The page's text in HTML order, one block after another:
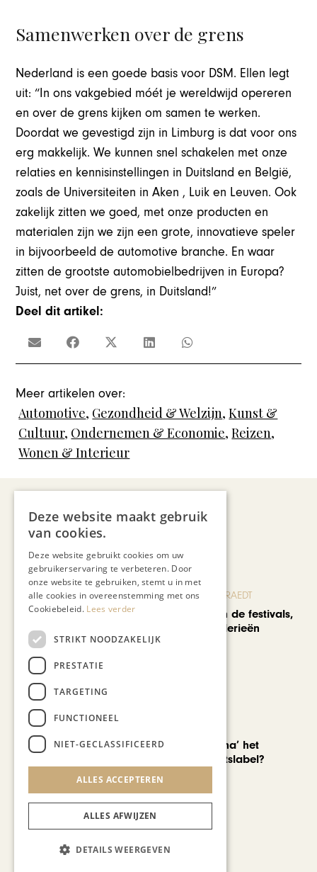
Samenwerken over de grens
Nederland is een goede basis voor DSM. Ellen legt
uit: “In ons vakgebied móét je wereldwijd opereren
en over de grens kijken om samen te werken.
Doordat we gevestigd zijn in Limburg is dat voor ons
erg makkelijk. We kunnen snel schakelen met onze
relaties en kennisinstellingen in Duitsland en België,
zoals de Universiteiten in Aken , Luik en Leuven. Ook
zakelijk zitten we goed, met onze producten en
materialen zijn we zijn een grote, innovatieve speler
in bijvoorbeeld de automotive branche. En waar
zitten de grootste automobielbedrijven in Europa?
Juist, net over de grens, in Duitsland!”
Deel dit artikel:
Meer artikelen over:
Automotive, Gezondheid & Welzijn,Kunst &
Cultuur, Ondernemen & Economie,Reizen,
Wonen & Interieur
Recent nieuws
BLOG JO CORTENRAEDT
We verzuipen in de festivals,
feesten en braderieën
Is ‘Made in China’ het
nieuwe kwaliteitslabel?
Deze website maakt gebruik
van cookies.
Deze website gebruikt cookies om uw
gebruikerservaring te verbeteren. Door
onze website te gebruiken, stemt u in met
alle cookies in overeenstemming met ons
Cookiebeleid. Lees verder
STRIKT NOODZAKELIJK
PRESTATIE
TARGETING
FUNCTIONEEL
NIET-GECLASSIFICEERD
ALLES ACCEPTEREN
ALLES AFWIJZEN
DETAILS WEERGEVEN